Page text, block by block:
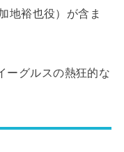
地裕也役）が含ま
ーグルスの熱狂的な